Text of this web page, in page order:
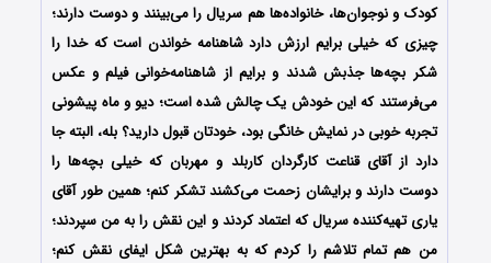
کودک و نوجوان‌ها، خانواده‌ها هم سریال را می‌بینند و دوست دارند؛
چیزی که خیلی برایم ارزش دارد شاهنامه خواندن است که خدا را
شکر بچه‌ها جذبش شدند و برایم از شاهنامه‌خوانی فیلم و عکس
می‌فرستند که این خودش یک چالش شده است؛ دیو و ماه پیشونی
تجربه خوبی در نمایش خانگی بود، خودتان قبول دارید؟ بله، البته جا
دارد از آقای قناعت کارگردان کاربلد و مهربان که خیلی بچه‌ها را
دوست دارند و برایشان زحمت می‌کشند تشکر کنم؛ همین طور آقای
یاری تهیه‌کننده سریال که اعتماد کردند و این نقش را به من سپردند؛
من هم تمام تلاشم را کردم که به بهترین شکل ایفای نقش کنم؛